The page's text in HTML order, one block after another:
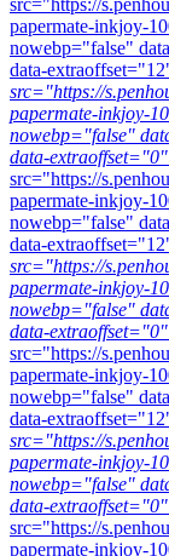
src="https://
papermate-inkjoy-
nowebp="false"
data-
src="https://
papermate-inkjoy-
nowebp="false"
data-
src="https://
papermate-inkjoy-
nowebp="false"
data-
src="https://
papermate-inkjoy-
nowebp="false"
data-
src="https://
papermate-inkjoy-
nowebp="false"
data-
src="https://
papermate-inkjoy-
nowebp="false"
data-
src="https://
papermate-inkjoy-